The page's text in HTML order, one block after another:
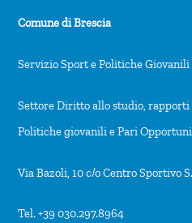
Comune di Brescia
Servizio Sport e Politiche Giovanili
Settore Diritto allo studio, rapporti
Politiche giovanili e Pari
Via Bazoli, 10 c/o Centro Sportivo
Tel. +39 030.297.8964